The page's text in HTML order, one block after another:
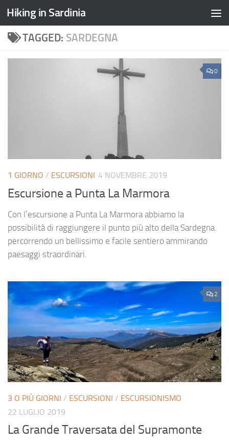
Hiking in Sardinia
TAGGED: SARDEGNA
0
1 GIORNO / ESCURSIONI 4 NOVEMBRE 2019
Escursione a Punta La Marmora
Con l’escursione a Punta La Marmora abbiamo la
possibilità di raggiungere il punto più alto della Sardegna
percorrendo un bellissimo e facile sentiero ammirando
paesaggi straordinari.
2
3 O PIÙ GIORNI / ESCURSIONI / ESCURSIONISMO
22 LUGLIO 2019
La Grande Traversata del Supramonte